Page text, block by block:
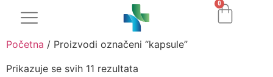
0
Početna / Proizvodi označeni “kapsule”
Prikazuje se svih 11 rezultata